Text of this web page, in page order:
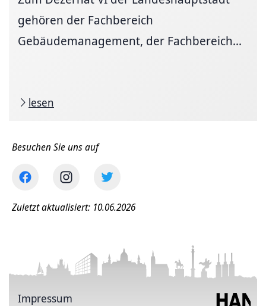
gehören der Fachbereich
Gebäudemanagement, der Fachbereich...
lesen
Besuchen Sie uns auf
Zuletzt aktualisiert: 10.06.2026
Impressum